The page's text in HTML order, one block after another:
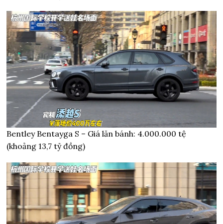
Bentley Bentayga S – Giá lăn bánh: 4.000.000 tệ
(khoảng 13,7 tỷ đồng)